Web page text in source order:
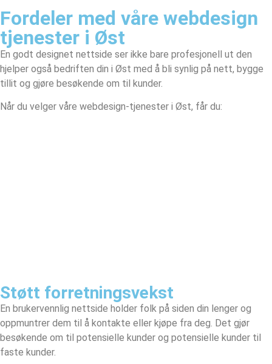
Fordeler med våre webdesign
tjenester i Øst
En godt designet nettside ser ikke bare profesjonell ut den
hjelper også bedriften din i Øst med å bli synlig på nett, bygge
tillit og gjøre besøkende om til kunder.
Når du velger våre webdesign-tjenester i Øst, får du:
Støtt forretningsvekst
En brukervennlig nettside holder folk på siden din lenger og
oppmuntrer dem til å kontakte eller kjøpe fra deg. Det gjør
besøkende om til potensielle kunder og potensielle kunder til
faste kunder.